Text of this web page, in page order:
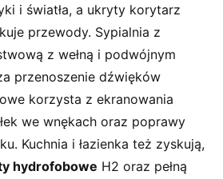
i światła, a ukryty korytarz
przewody. Sypialnia z
z wełną i podwójnym
przenoszenie dźwięków
korzysta z ekranowania
we wnękach oraz poprawy
Kuchnia i łazienka też zyskują,
hydrofobowe H2 oraz pełną